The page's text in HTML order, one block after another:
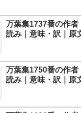
万葉集1737番の作者
読み｜意味・訳｜原
万葉集1750番の作者
読み｜意味・訳｜原